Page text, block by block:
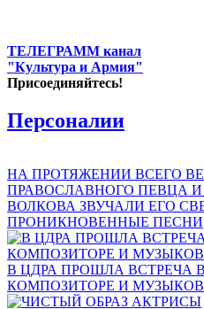
ТЕЛЕГРАММ канал
"Культура и Армия"
Присоединяйтесь!
Персоналии
НА ПРОТЯЖЕНИИ ВСЕГО
ПРАВОСЛАВНОГО ПЕВЦА
ВОЛКОВА ЗВУЧАЛИ ЕГО
ПРОНИКНОВЕННЫЕ ПЕСНИ
В ЦДРА ПРОШЛА ВСТРЕЧА
КОМПОЗИТОРЕ И